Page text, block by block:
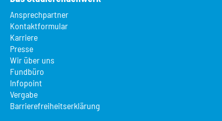
Ansprechpartner
Kontaktformular
Karriere
Presse
Wir über uns
Fundbüro
Infopoint
Vergabe
Barrierefreiheitserklärung